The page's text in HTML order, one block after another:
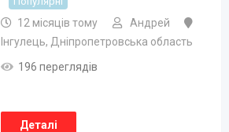
12 місяців тому
Андрей
Інгулець, Дніпропетровська область
196 переглядів
Деталі